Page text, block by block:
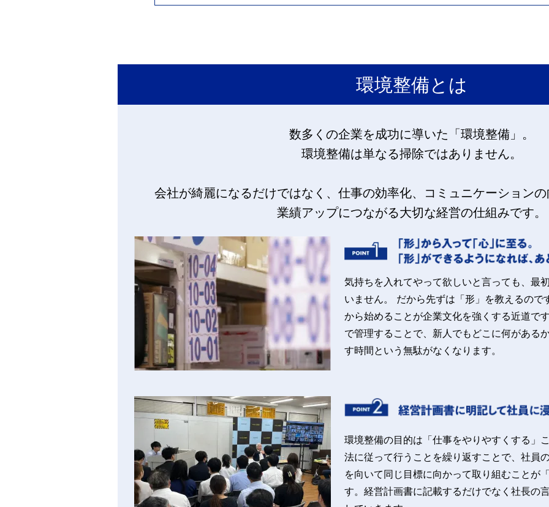
環境整備とは
数多くの企業を成功に導いた「環境整備」。
環境整備は単なる掃除ではありません。
会社が綺麗になるだけではなく、仕事の効率化、
コミュニケーション
業績アップにつながる大切な経営の仕組みです。
気持ちを入れてやって欲しいと言っても、最
いません。 だから先ずは「形」を教えるので
から始めることが企業文化を強くする近道で
で管理することで、新人でもどこに何がある
す時間という無駄がなくなります。
環境整備の目的は「仕事をやりやすくする」
法に従って行うことを繰り返すことで、社員
を向いて同じ目標に向かって取り組むことが
す。経営計画書に記載するだけでなく社長の